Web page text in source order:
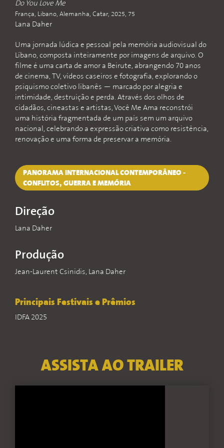
Do You Love Me
França, Líbano, Alemanha, Catar, 2025, 75
Lana Daher
Uma jornada lúdica e pessoal pela memória audiovisual do
Líbano, composta inteiramente por imagens de arquivo. O
filme é uma carta de amor a Beirute, abrangendo 70 anos
de cinema, TV, vídeos caseiros e fotografia, explorando o
psiquismo coletivo libanês — marcado por alegria e
intimidade, destruição e perda. Através dos olhos de
cidadãos, cineastas e artistas, Você Me Ama reconstrói
uma história fragmentada de um país sem um arquivo
nacional, celebrando a expressão criativa como resistência,
renovação e uma forma de preservar a memória.
PANORAMA INTERNACIONAL CONTEMPORÂNEO -
CONFLITOS, GUERRA E MEMÓRIA
Direção
Lana Daher
Produção
Jean-Laurent Csinidis, Lana Daher
Principais Festivais e Prêmios
IDFA 2025
ASSISTA AO TRAILER